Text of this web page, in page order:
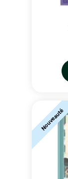
Nouveauté